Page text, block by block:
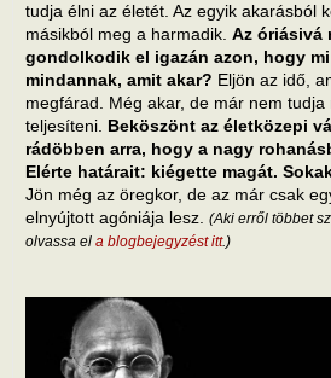
tudja élni az életét. Az egyik akarásból
másikból meg a harmadik. Az óriásivá
gondolkodik el igazán azon, hogy
mindannak, amit akar? Eljön az idő,
megfárad. Még akar, de már nem
teljesíteni. Beköszönt az életközepi
rádöbben arra, hogy a nagy
Elérte határait: kiégette magát.
Jön még az öregkor, de az már csak
elnyújtott agóniája lesz. (Aki erről többet
olvassa el a blogbejegyzést itt.)